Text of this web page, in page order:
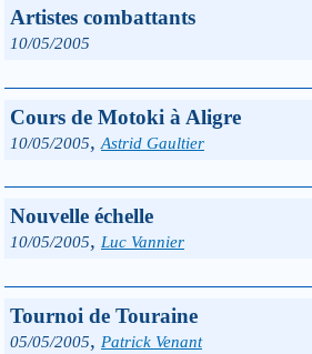
Artistes combattants
10/05/2005
Cours de Motoki à Aligre
10/05/2005, Astrid Gaultier
Nouvelle échelle
10/05/2005, Luc Vannier
Tournoi de Touraine
05/05/2005, Patrick Venant